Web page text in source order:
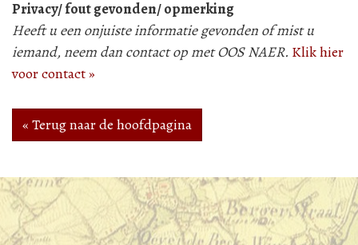
Privacy/ fout gevonden/ opmerking
Heeft u een onjuiste informatie gevonden of mist u
iemand, neem dan contact op met OOS NAER. Klik hier
voor contact »
« Terug naar de hoofdpagina